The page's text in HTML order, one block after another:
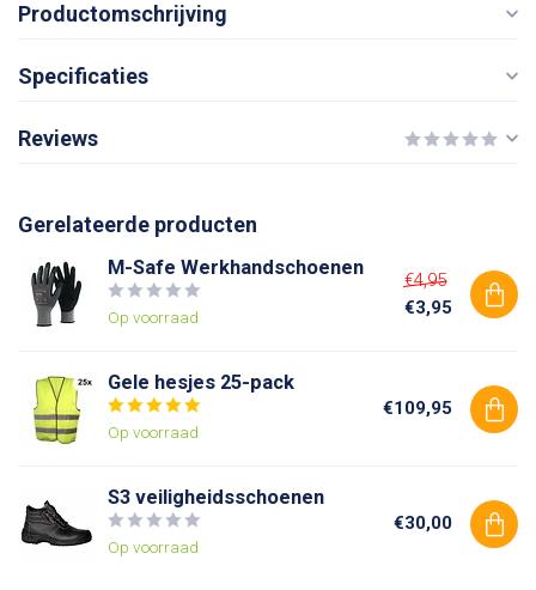
Productomschrijving
Specificaties
Reviews
Gerelateerde producten
M-Safe Werkhandschoenen
Op voorraad
€4,95
€3,95
Gele hesjes 25-pack
Op voorraad
€109,95
S3 veiligheidsschoenen
Op voorraad
€30,00